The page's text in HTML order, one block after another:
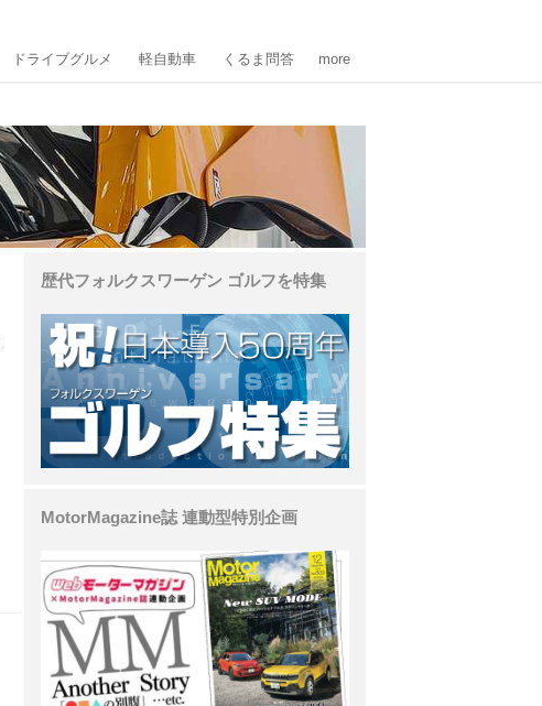
ドライブグルメ 軽自動車 くるま問答 more
歴代フォルクスワーゲン ゴルフを特集
MotorMagazine誌 連動型特別企画